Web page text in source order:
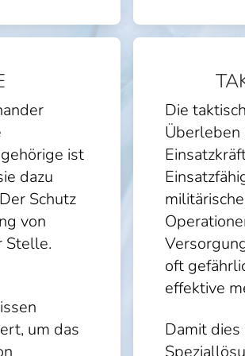
ist
dazu
Schutz
von
Stelle.
um das
Die
Überleben
oft
effektive
Damit